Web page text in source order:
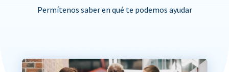
Permítenos saber en qué te podemos ayudar